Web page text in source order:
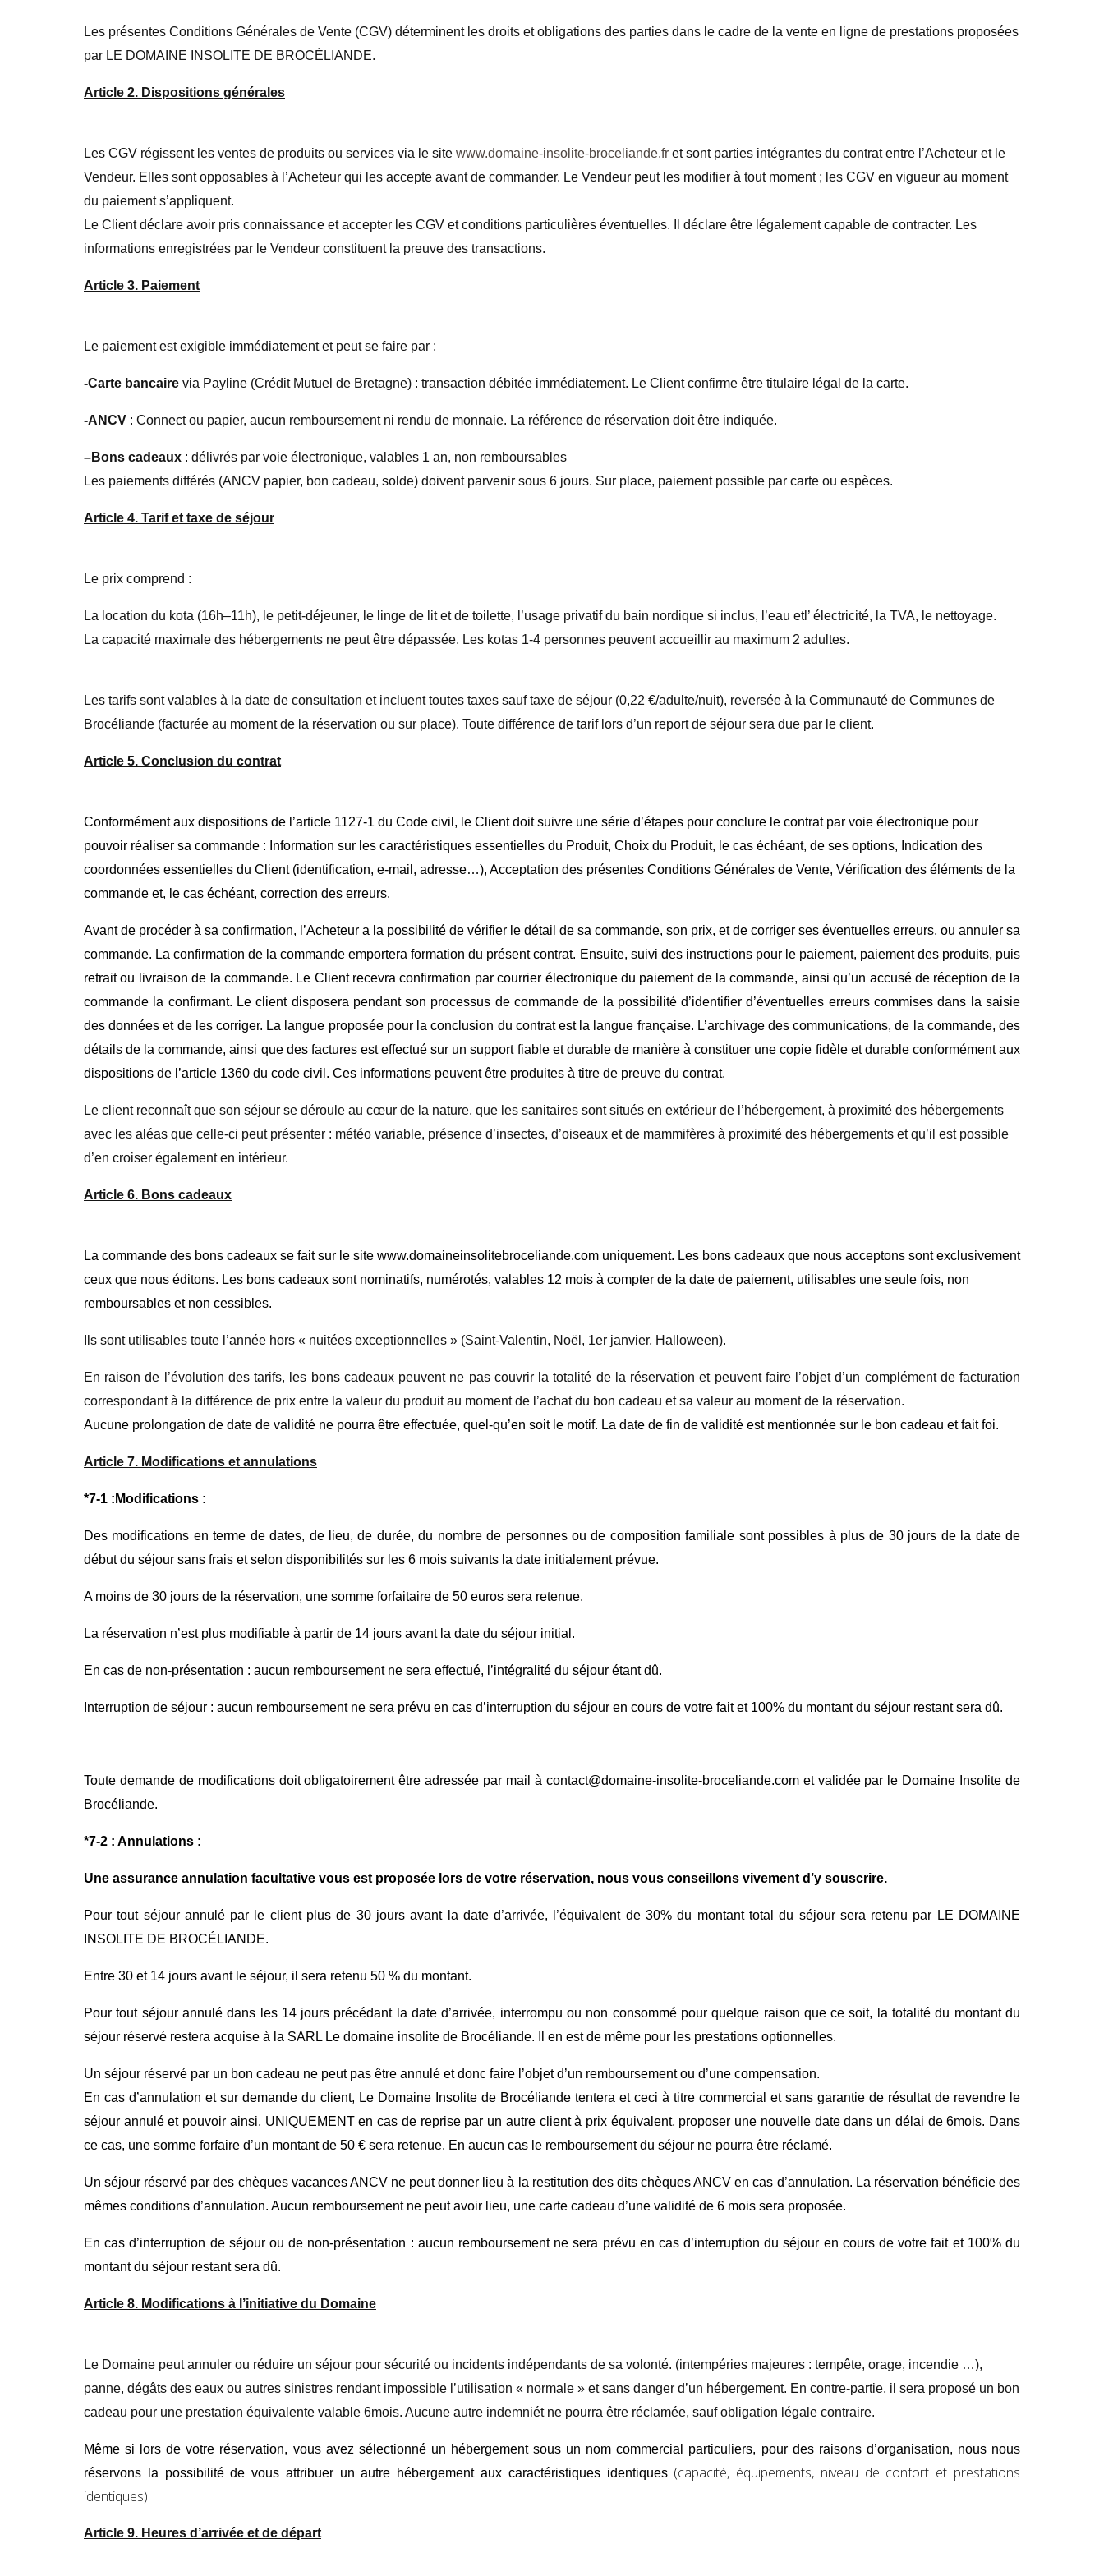
Les présentes Conditions Générales de Vente (CGV) déterminent les droits et obligations des parties dans le cadre de la vente en ligne de prestations proposées
par LE DOMAINE INSOLITE DE BROCÉLIANDE.
Article 2. Dispositions générales
Les CGV régissent les ventes de produits ou services via le site www.domaine-insolite-broceliande.fr et sont parties intégrantes du contrat entre l’Acheteur et le
Vendeur. Elles sont opposables à l’Acheteur qui les accepte avant de commander. Le Vendeur peut les modifier à tout moment ; les CGV en vigueur au moment
du paiement s’appliquent.
Le Client déclare avoir pris connaissance et accepter les CGV et conditions particulières éventuelles. Il déclare être légalement capable de contracter. Les
informations enregistrées par le Vendeur constituent la preuve des transactions.
Article 3. Paiement
Le paiement est exigible immédiatement et peut se faire par :
-Carte bancaire via Payline (Crédit Mutuel de Bretagne) : transaction débitée immédiatement. Le Client confirme être titulaire légal de la carte.
-ANCV : Connect ou papier, aucun remboursement ni rendu de monnaie. La référence de réservation doit être indiquée.
–Bons cadeaux : délivrés par voie électronique, valables 1 an, non remboursables
Les paiements différés (ANCV papier, bon cadeau, solde) doivent parvenir sous 6 jours. Sur place, paiement possible par carte ou espèces.
Article 4. Tarif et taxe de séjour
Le prix comprend :
La location du kota (16h–11h), le petit-déjeuner, le linge de lit et de toilette, l’usage privatif du bain nordique si inclus, l’eau etl’ électricité, la TVA, le nettoyage.
La capacité maximale des hébergements ne peut être dépassée. Les kotas 1-4 personnes peuvent accueillir au maximum 2 adultes.
Les tarifs sont valables à la date de consultation et incluent toutes taxes sauf taxe de séjour (0,22 €/adulte/nuit), reversée à la Communauté de Communes de
Brocéliande (facturée au moment de la réservation ou sur place). Toute différence de tarif lors d’un report de séjour sera due par le client.
Article 5. Conclusion du contrat
Conformément aux dispositions de l’article 1127-1 du Code civil, le Client doit suivre une série d’étapes pour conclure le contrat par voie électronique pour
pouvoir réaliser sa commande : Information sur les caractéristiques essentielles du Produit, Choix du Produit, le cas échéant, de ses options, Indication des
coordonnées essentielles du Client (identification, e-mail, adresse…), Acceptation des présentes Conditions Générales de Vente, Vérification des éléments de la
commande et, le cas échéant, correction des erreurs.
Avant de procéder à sa confirmation, l’Acheteur a la possibilité de vérifier le détail de sa commande, son prix, et de corriger ses éventuelles erreurs, ou annuler sa
commande. La confirmation de la commande emportera formation du présent contrat. Ensuite, suivi des instructions pour le paiement, paiement des produits, puis
retrait ou livraison de la commande. Le Client recevra confirmation par courrier électronique du paiement de la commande, ainsi qu’un accusé de réception de la
commande la confirmant. Le client disposera pendant son processus de commande de la possibilité d’identifier d’éventuelles erreurs commises dans la saisie
des données et de les corriger. La langue proposée pour la conclusion du contrat est la langue française. L’archivage des communications, de la commande, des
détails de la commande, ainsi que des factures est effectué sur un support fiable et durable de manière à constituer une copie fidèle et durable conformément aux
dispositions de l’article 1360 du code civil. Ces informations peuvent être produites à titre de preuve du contrat.
Le client reconnaît que son séjour se déroule au cœur de la nature, que les sanitaires sont situés en extérieur de l’hébergement, à proximité des hébergements
avec les aléas que celle-ci peut présenter : météo variable, présence d’insectes, d’oiseaux et de mammifères à proximité des hébergements et qu’il est possible
d’en croiser également en intérieur.
Article 6. Bons cadeaux
La commande des bons cadeaux se fait sur le site www.domaineinsolitebroceliande.com uniquement. Les bons cadeaux que nous acceptons sont exclusivement
ceux que nous éditons. Les bons cadeaux sont nominatifs, numérotés, valables 12 mois à compter de la date de paiement, utilisables une seule fois, non
remboursables et non cessibles.
Ils sont utilisables toute l’année hors « nuitées exceptionnelles » (Saint-Valentin, Noël, 1er janvier, Halloween).
En raison de l’évolution des tarifs, les bons cadeaux peuvent ne pas couvrir la totalité de la réservation et peuvent faire l’objet d’un complément de facturation
correspondant à la différence de prix entre la valeur du produit au moment de l’achat du bon cadeau et sa valeur au moment de la réservation.
Aucune prolongation de date de validité ne pourra être effectuée, quel-qu’en soit le motif. La date de fin de validité est mentionnée sur le bon cadeau et fait foi.
Article 7. Modifications et annulations
*7-1 : Modifications :
Des modifications en terme de dates, de lieu, de durée, du nombre de personnes ou de composition familiale sont possibles à plus de 30 jours de la date de
début du séjour sans frais et selon disponibilités sur les 6 mois suivants la date initialement prévue.
A moins de 30 jours de la réservation, une somme forfaitaire de 50 euros sera retenue.
La réservation n’est plus modifiable à partir de 14 jours avant la date du séjour initial.
En cas de non-présentation : aucun remboursement ne sera effectué, l’intégralité du séjour étant dû.
Interruption de séjour : aucun remboursement ne sera prévu en cas d’interruption du séjour en cours de votre fait et 100% du montant du séjour restant sera dû.
Toute demande de modifications doit obligatoirement être adressée par mail à contact@domaine-insolite-broceliande.com et validée par le Domaine Insolite de
Brocéliande.
*7-2 : Annulations :
Une assurance annulation facultative vous est proposée lors de votre réservation, nous vous conseillons vivement d’y souscrire.
Pour tout séjour annulé par le client plus de 30 jours avant la date d’arrivée, l’équivalent de 30% du montant total du séjour sera retenu par LE DOMAINE
INSOLITE DE BROCÉLIANDE.
Entre 30 et 14 jours avant le séjour, il sera retenu 50 % du montant.
Pour tout séjour annulé dans les 14 jours précédant la date d’arrivée, interrompu ou non consommé pour quelque raison que ce soit, la totalité du montant du
séjour réservé restera acquise à la SARL Le domaine insolite de Brocéliande. Il en est de même pour les prestations optionnelles.
Un séjour réservé par un bon cadeau ne peut pas être annulé et donc faire l’objet d’un remboursement ou d’une compensation.
En cas d’annulation et sur demande du client, Le Domaine Insolite de Brocéliande tentera et ceci à titre commercial et sans garantie de résultat de revendre le
séjour annulé et pouvoir ainsi, UNIQUEMENT en cas de reprise par un autre client à prix équivalent, proposer une nouvelle date dans un délai de 6mois. Dans
ce cas, une somme forfaire d’un montant de 50 € sera retenue. En aucun cas le remboursement du séjour ne pourra être réclamé.
Un séjour réservé par des chèques vacances ANCV ne peut donner lieu à la restitution des dits chèques ANCV en cas d’annulation. La réservation bénéficie des
mêmes conditions d’annulation. Aucun remboursement ne peut avoir lieu, une carte cadeau d’une validité de 6 mois sera proposée.
En cas d’interruption de séjour ou de non-présentation : aucun remboursement ne sera prévu en cas d’interruption du séjour en cours de votre fait et 100% du
montant du séjour restant sera dû.
Article 8. Modifications à l’initiative du Domaine
Le Domaine peut annuler ou réduire un séjour pour sécurité ou incidents indépendants de sa volonté. (intempéries majeures : tempête, orage, incendie …),
panne, dégâts des eaux ou autres sinistres rendant impossible l’utilisation « normale » et sans danger d’un hébergement. En contre-partie, il sera proposé un bon
cadeau pour une prestation équivalente valable 6mois. Aucune autre indemniét ne pourra être réclamée, sauf obligation légale contraire.
Même si lors de votre réservation, vous avez sélectionné un hébergement sous un nom commercial particuliers, pour des raisons d’organisation, nous nous
réservons la possibilité de vous attribuer un autre hébergement aux caractéristiques identiques (capacité, équipements, niveau de confort et prestations
identiques).
Article 9. Heures d’arrivée et de départ